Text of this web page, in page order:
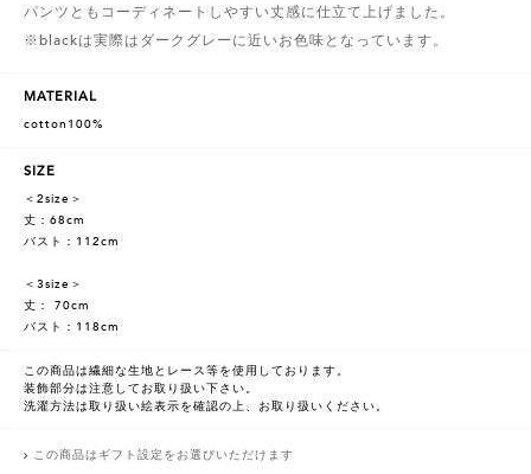
パンツともコーディネートしやすい丈感に仕立て上げました。
※blackは実際はダークグレーに近いお色味となっています。
MATERIAL
cotton100%
SIZE
＜2size＞
丈：68cm
バスト：112cm
＜3size＞
丈： 70cm
バスト：118cm
この商品は繊細な生地とレース等を使用しております。
装飾部分は注意してお取り扱い下さい。
洗濯方法は取り扱い絵表示を確認の上、お取り扱いください。
この商品はギフト設定をお選びいただけます